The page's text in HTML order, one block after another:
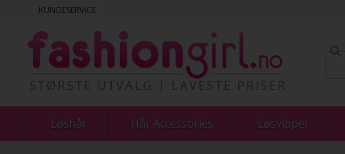
KUNDESERVICE
Løshår Hår Accessories Løsvipper